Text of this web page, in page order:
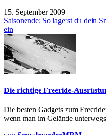
15. September 2009
Saisonende: So lagerst du dein
ein
Die richtige Freeride-
Die besten Gadgets zum
wenn man im Gelände